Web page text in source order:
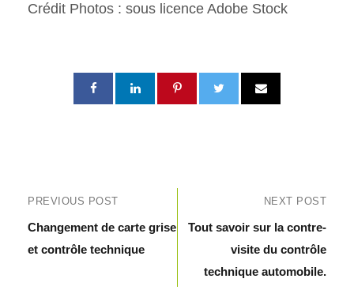
Crédit Photos : sous licence Adobe Stock
PREVIOUS POST
Changement de carte grise
et contrôle technique
NEXT POST
Tout savoir sur la contre-
visite du contrôle
technique automobile.